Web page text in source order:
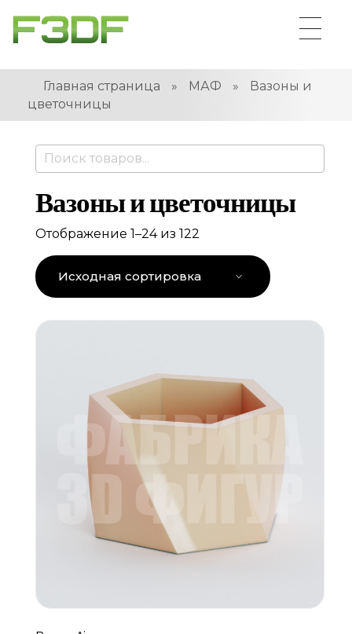
Главная страница » МАФ »
Вазоны и
цветочницы
Вазоны и цветочницы
Отображение 1–24 из 122